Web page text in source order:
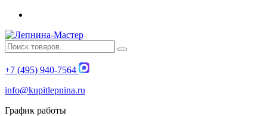
+7 (495) 940-7564
info@kupitlepnina.ru
График работы